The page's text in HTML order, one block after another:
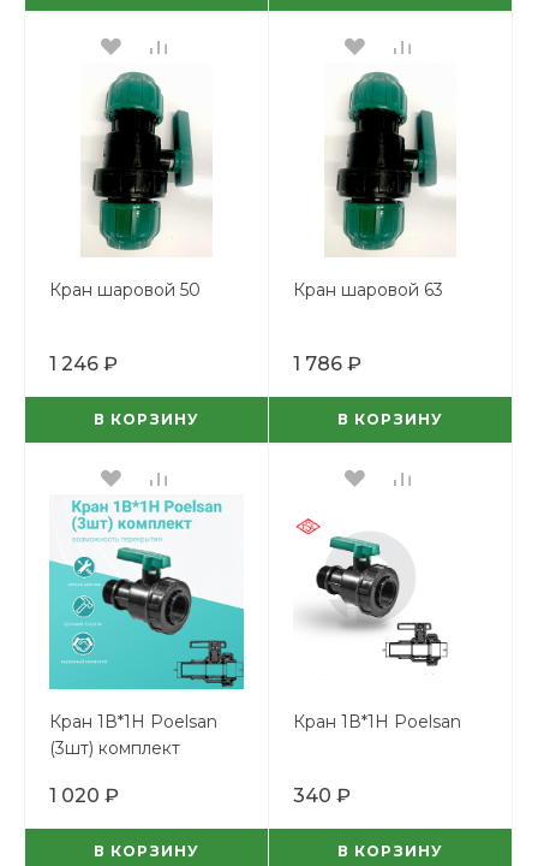
Кран шаровой 50
1 246 ₽
В КОРЗИНУ
Кран шаровой 63
1 786 ₽
В КОРЗИНУ
Кран 1В*1Н Poelsan
(3шт) комплект
1 020 ₽
В КОРЗИНУ
Кран 1В*1Н Poelsan
340 ₽
В КОРЗИНУ